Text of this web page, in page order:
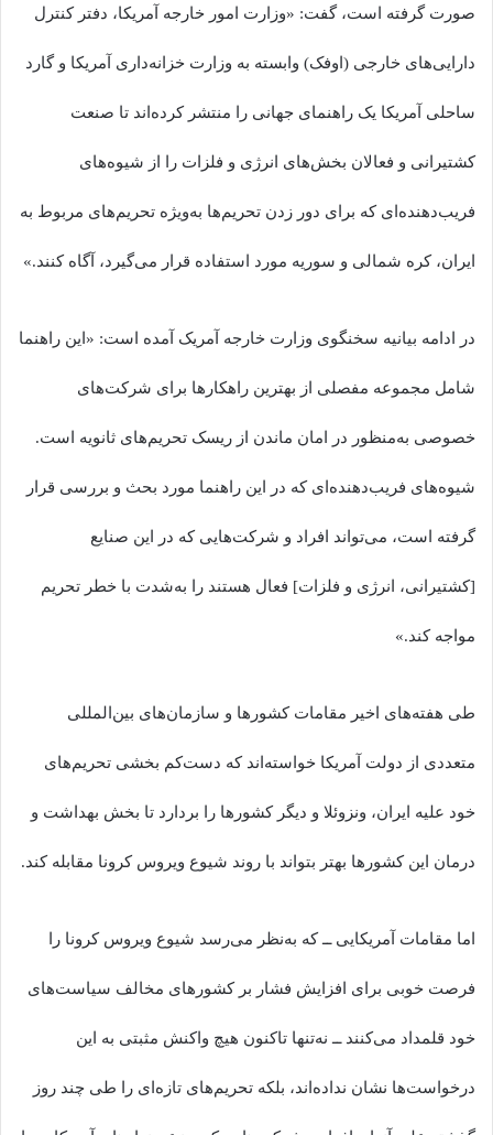
صورت گرفته است، گفت: «وزارت امور خارجه آمریکا، دفتر کنترل
دارایی‌های خارجی (اوفک) وابسته به وزارت خزانه‌داری آمریکا و گارد
ساحلی آمریکا یک راهنمای جهانی را منتشر کرده‌اند تا صنعت
کشتیرانی و فعالان بخش‌های انرژی و فلزات را از شیوه‌های
فریب‌دهنده‌ای که برای دور زدن تحریم‌ها به‌ویژه تحریم‌های مربوط به
ایران، کره شمالی و سوریه مورد استفاده قرار می‌گیرد، آگاه کنند.»
در ادامه بیانیه سخنگوی وزارت خارجه آمریک آمده است: «این راهنما
شامل مجموعه مفصلی از بهترین راهکارها برای شرکت‌های
خصوصی به‌منظور در امان ماندن از ریسک تحریم‌های ثانویه است.
شیوه‌های فریب‌دهنده‌ای که در این راهنما مورد بحث و بررسی قرار
گرفته است، می‌تواند افراد و شرکت‌هایی که در این صنایع
[کشتیرانی، انرژی و فلزات] فعال هستند را به‌شدت با خطر تحریم
مواجه کند.»
طی هفته‌های اخیر مقامات کشورها و سازمان‌های بین‌المللی
متعددی از دولت آمریکا خواسته‌اند که دست‌کم بخشی تحریم‌های
خود علیه ایران، ونزوئلا و دیگر کشورها را بردارد تا بخش بهداشت و
درمان این کشورها بهتر بتواند با روند شیوع ویروس کرونا مقابله کند.
اما مقامات آمریکایی ــ که به‌نظر می‌رسد شیوع ویروس کرونا را
فرصت خوبی برای افزایش فشار بر کشورهای مخالف سیاست‌های
خود قلمداد می‌کنند ــ نه‌تنها تاکنون هیچ واکنش مثبتی به این
درخواست‌ها نشان نداده‌اند، بلکه تحریم‌های تازه‌ای را طی چند روز